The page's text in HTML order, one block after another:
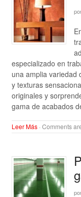
especializado en
una amplia variedad
y texturas
originales y
gama de acabados
Leer Más· Comments